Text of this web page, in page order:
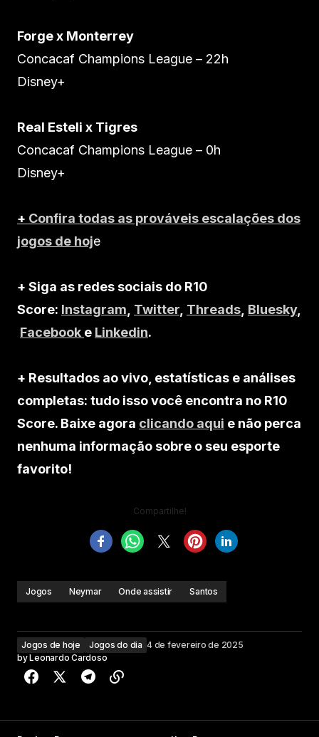
Forge x Monterrey
Concacaf Champions League – 22h
Disney+
Real Esteli x Tigres
Concacaf Champions League – 0h
Disney+
+ Confira todas as prováveis escalações dos
jogos de hoje
+ Siga as redes sociais do R10
Score: Instagram, Twitter, Threads, Bluesky,
Facebook e Linkedin.
+ Resultados ao vivo, estatísticas e análises
completas: tudo isso você encontra no R10
Score. Baixe agora clicando aqui e não perca
nenhuma informação sobre o seu esporte
favorito!
Compartilhe!
Jogos Neymar Onde assistir Santos
Jogos de hoje Jogos do dia 4 de fevereiro de 2025
byLeonardo Cardoso